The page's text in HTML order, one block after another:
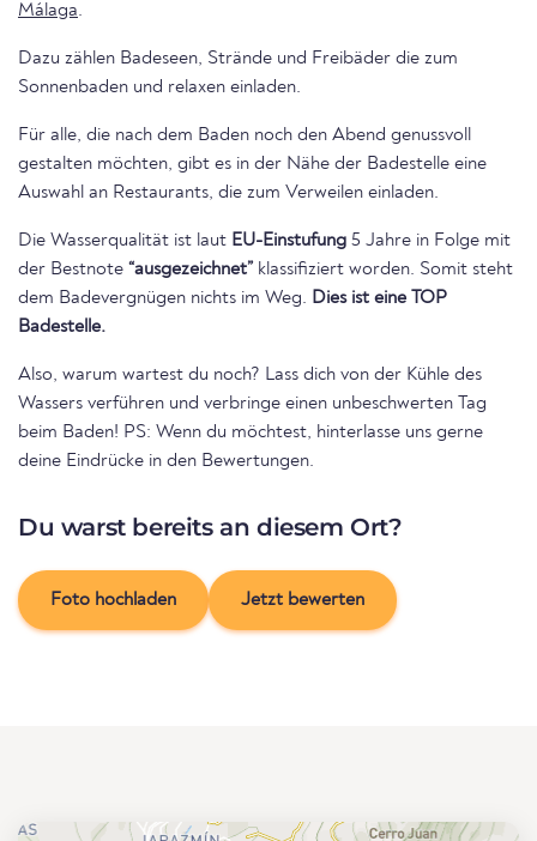
Málaga.
Dazu zählen Badeseen, Strände und Freibäder die zum
Sonnenbaden und relaxen einladen.
Für alle, die nach dem Baden noch den Abend genussvoll
gestalten möchten, gibt es in der Nähe der Badestelle eine
Auswahl an Restaurants, die zum Verweilen einladen.
Die Wasserqualität ist laut EU-Einstufung 5 Jahre in Folge mit
der Bestnote “ausgezeichnet”
dem Badevergnügen nichts im Weg. Dies ist eine TOP
Badestelle.
Also, warum wartest du noch? Lass dich von der Kühle des
Wassers verführen und verbringe einen unbeschwerten Tag
beim Baden! PS: Wenn du möchtest, hinterlasse uns gerne
deine Eindrücke in den Bewertungen.
Du warst bereits an diesem Ort?
Foto hochladen Jetzt bewerten